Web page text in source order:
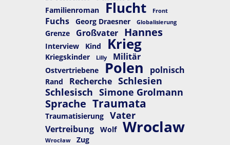
Familienroman Flucht Front
Fuchs Georg Draesner Globalisierung
Grenze Großvater Hannes
Interview Kind Krieg
Kriegskinder Lilly Militär
Ostvertriebene Polen polnisch
Rand Recherche Schlesien
Schlesisch Simone Grolmann
Sprache Traumata
Traumatisierung Vater
Vertreibung Wolf Wroclaw
Wrocław Zug